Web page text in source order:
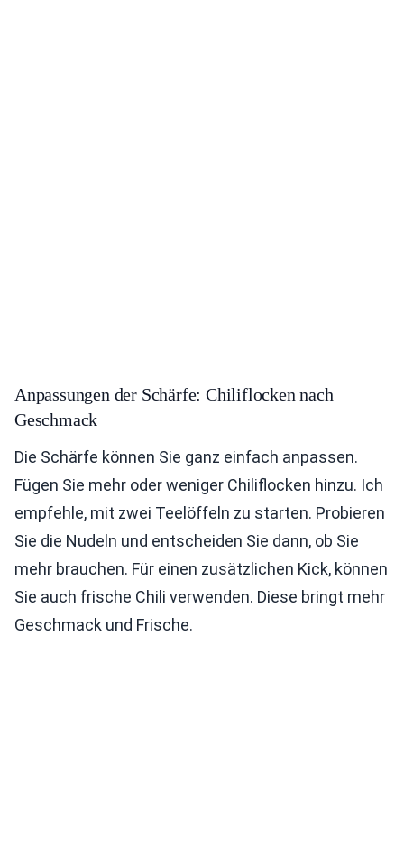
Anpassungen der Schärfe: Chiliflocken nach
Geschmack
Die Schärfe können Sie ganz einfach anpassen.
Fügen Sie mehr oder weniger Chiliflocken hinzu. Ich
empfehle, mit zwei Teelöffeln zu starten. Probieren
Sie die Nudeln und entscheiden Sie dann, ob Sie
mehr brauchen. Für einen zusätzlichen Kick, können
Sie auch frische Chili verwenden. Diese bringt mehr
Geschmack und Frische.